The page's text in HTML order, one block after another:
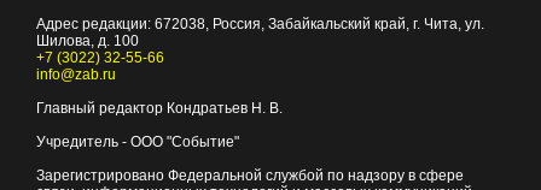
Адрес редакции: 672038, Россия, Забайкальский край, г. Чита, ул.
Шилова, д. 100
+7 (3022) 32-55-66
info@zab.ru
Главный редактор Кондратьев Н. В.
Учредитель - ООО "Событие"
Зарегистрировано Федеральной службой по надзору в сфере